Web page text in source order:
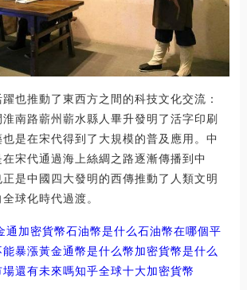
也推動了東西方之間的科技文化交流：
南路蘄州蘄水縣人畢升發明了活字印刷
是在宋代得到了大規模的普及應用。中
宋代通過海上絲綢之路逐漸傳播到中
是中國四大發明的西傳推動了人類文明
球化時代過渡。
通 加密貨幣石油幣是什么石油幣在哪個平
能暴漲黃金通幣是什么幣加密貨幣是什么
場還有未來嗎知乎全球十大加密貨幣